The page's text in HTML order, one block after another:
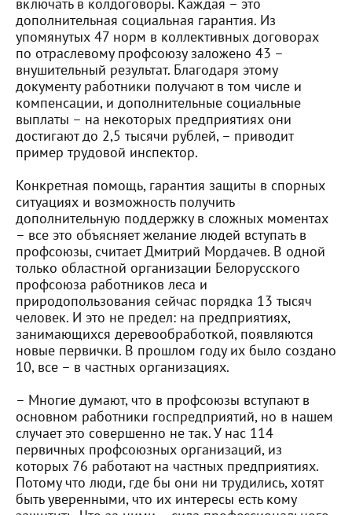
дополнительная социальная гарантия. Из
упомянутых 47 норм в коллективных договорах
по отраслевому профсоюзу заложено 43 –
внушительный результат. Благодаря этому
документу работники получают в том числе и
компенсации, и дополнительные социальные
выплаты – на некоторых предприятиях они
достигают до 2,5 тысячи рублей, – приводит
пример трудовой инспектор.
Конкретная помощь, гарантия защиты в спорных
ситуациях и возможность получить
дополнительную поддержку в сложных моментах
– все это объясняет желание людей вступать в
профсоюзы, считает Дмитрий Мордачев. В одной
только областной организации Белорусского
профсоюза работников леса и
природопользования сейчас порядка 13 тысяч
человек. И это не предел: на предприятиях,
занимающихся деревообработкой, появляются
новые первички. В прошлом году их было создано
10, все – в частных организациях.
– Многие думают, что в профсоюзы вступают в
основном работники госпредприятий, но в нашем
случает это совершенно не так. У нас 114
первичных профсоюзных организаций, из
которых 76 работают на частных предприятиях.
Потому что люди, где бы они ни трудились, хотят
быть уверенными, что их интересы есть кому